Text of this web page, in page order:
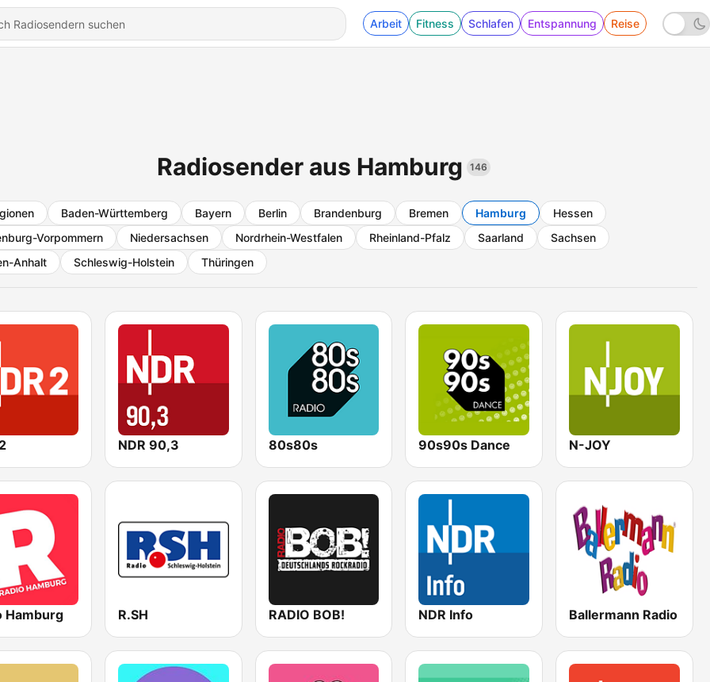
Arbeit Fitness Schlafen Entspannung Reise
Radiosender aus Hamburg 146
Baden-Württemberg Bayern Berlin Brandenburg Bremen Hamburg
Hessen
Vorpommern
Niedersachsen Nordrhein-Westfalen Rheinland-Pfalz Saarland
Sachsen
Anhalt
Schleswig-Holstein Thüringen
NDR 90,3 80s80s 90s90s Dance N-JOY
Hamburg R.SH RADIO BOB! NDR Info Ballermann Radio